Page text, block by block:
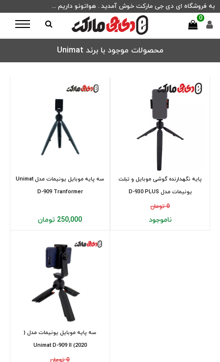
به فروشگاه ای دی جی مارکت خوش آمدید . هواتونو داریم ...
0
محصولات موجود با برند Unimat
سه پایه موبایل یونیمات مدل Unimat
D-909 Tranformer
250,000 تومان
پایه نگهدارنده گوشی موبایل و تبلت
یونیمات مدل D-930 PLUS
0 تومان
ناموجود
سه پایه موبایل یونیمات مدل (
Unimat D-909 II (2020
0 تومان